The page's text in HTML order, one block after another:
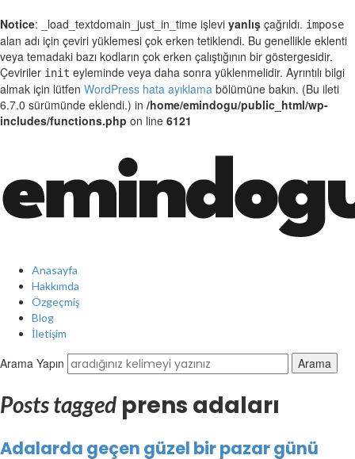
Notice: _load_textdomain_just_in_time işlevi yanlış çağrıldı. impose
alan adı için çeviri yüklemesi çok erken tetiklendi. Bu genellikle eklenti
veya temadaki bazı kodların çok erken çalıştığının bir göstergesidir.
Çeviriler init eyleminde veya daha sonra yüklenmelidir. Ayrıntılı bilgi
almak için lütfen WordPress hata ayıklama bölümüne bakın. (Bu ileti
6.7.0 sürümünde eklendi.) in /home/emindogu/public_html/wp-
includes/functions.php on line 6121
Emin
Doğu
Anasayfa
Hakkımda
Özgeçmiş
Blog
İletişim
Arama Yapın
Posts tagged prens adaları
Adalarda geçen güzel bir pazar günü